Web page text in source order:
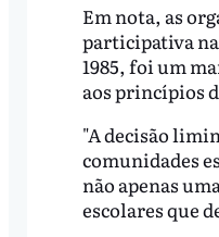
Em nota, as
participativa
1985, foi um
aos princípios
"A decisão
comunidades
não apenas
escolares que